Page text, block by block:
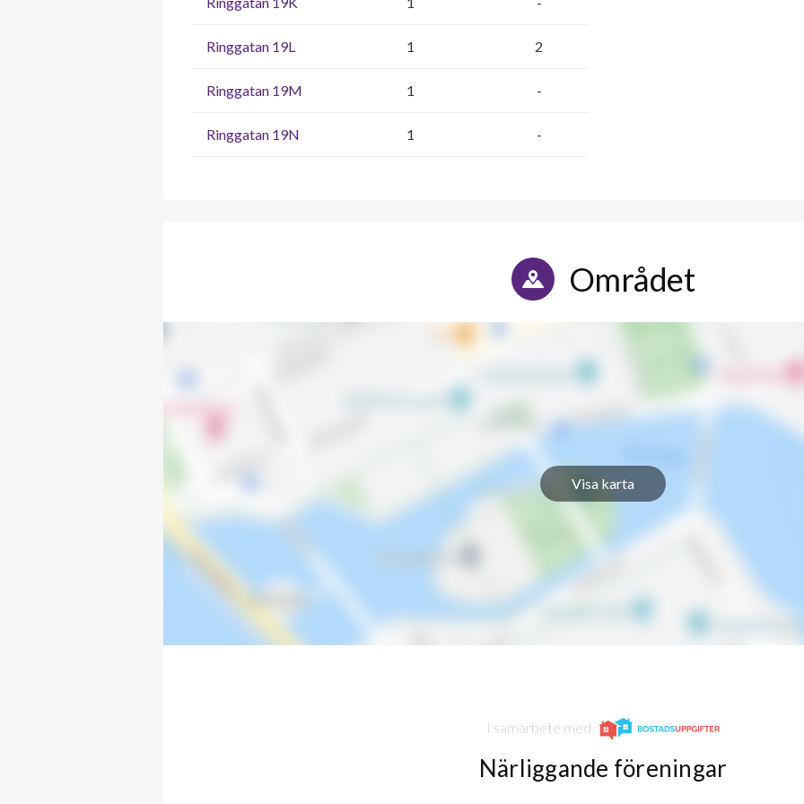
Ringgatan 19L 1 2
Ringgatan 19M 1 -
Ringgatan 19N 1 -
Området
Visa karta
I samarbete med
Närliggande föreningar